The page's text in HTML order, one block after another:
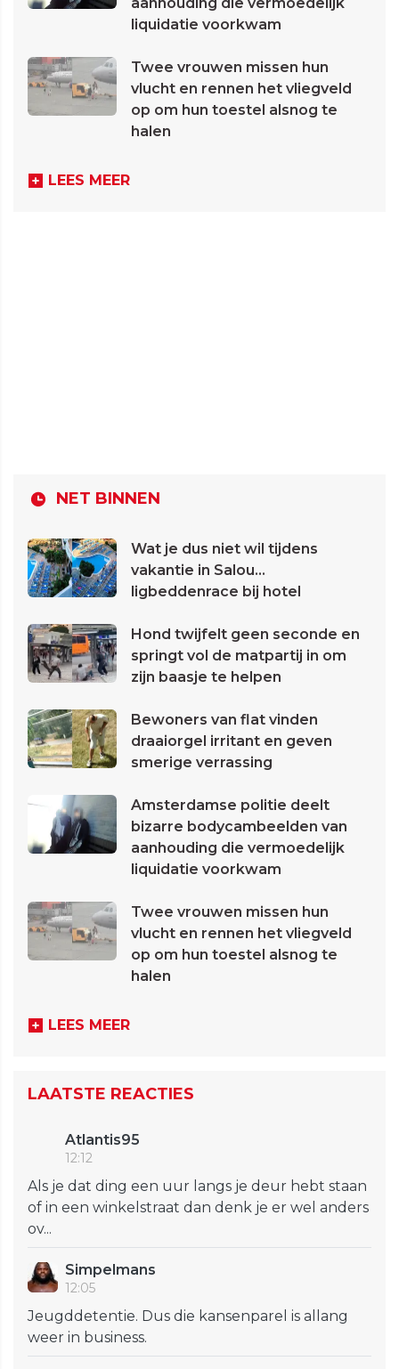
liquidatie voorkwam
Twee vrouwen missen hun
vlucht en rennen het vliegveld
op om hun toestel alsnog te
halen
LEES MEER
NET BINNEN
Wat je dus niet wil tijdens
vakantie in Salou...
ligbeddenrace bij hotel
Hond twijfelt geen seconde en
springt vol de matpartij in om
zijn baasje te helpen
Bewoners van flat vinden
draaiorgel irritant en geven
smerige verrassing
Amsterdamse politie deelt
bizarre bodycambeelden van
aanhouding die vermoedelijk
liquidatie voorkwam
Twee vrouwen missen hun
vlucht en rennen het vliegveld
op om hun toestel alsnog te
halen
LEES MEER
LAATSTE REACTIES
Atlantis95
12:12
Als je dat ding een uur langs je deur hebt staan
of in een winkelstraat dan denk je er wel anders
ov...
Simpelmans
12:05
Jeugddetentie. Dus die kansenparel is allang
weer in business.